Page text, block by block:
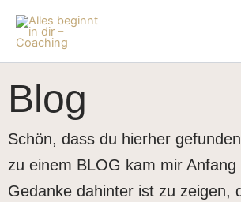
Inhalt
springen
Blog
Schön, dass du hierher
zu einem BLOG kam mir
Gedanke dahinter ist zu zeigen,